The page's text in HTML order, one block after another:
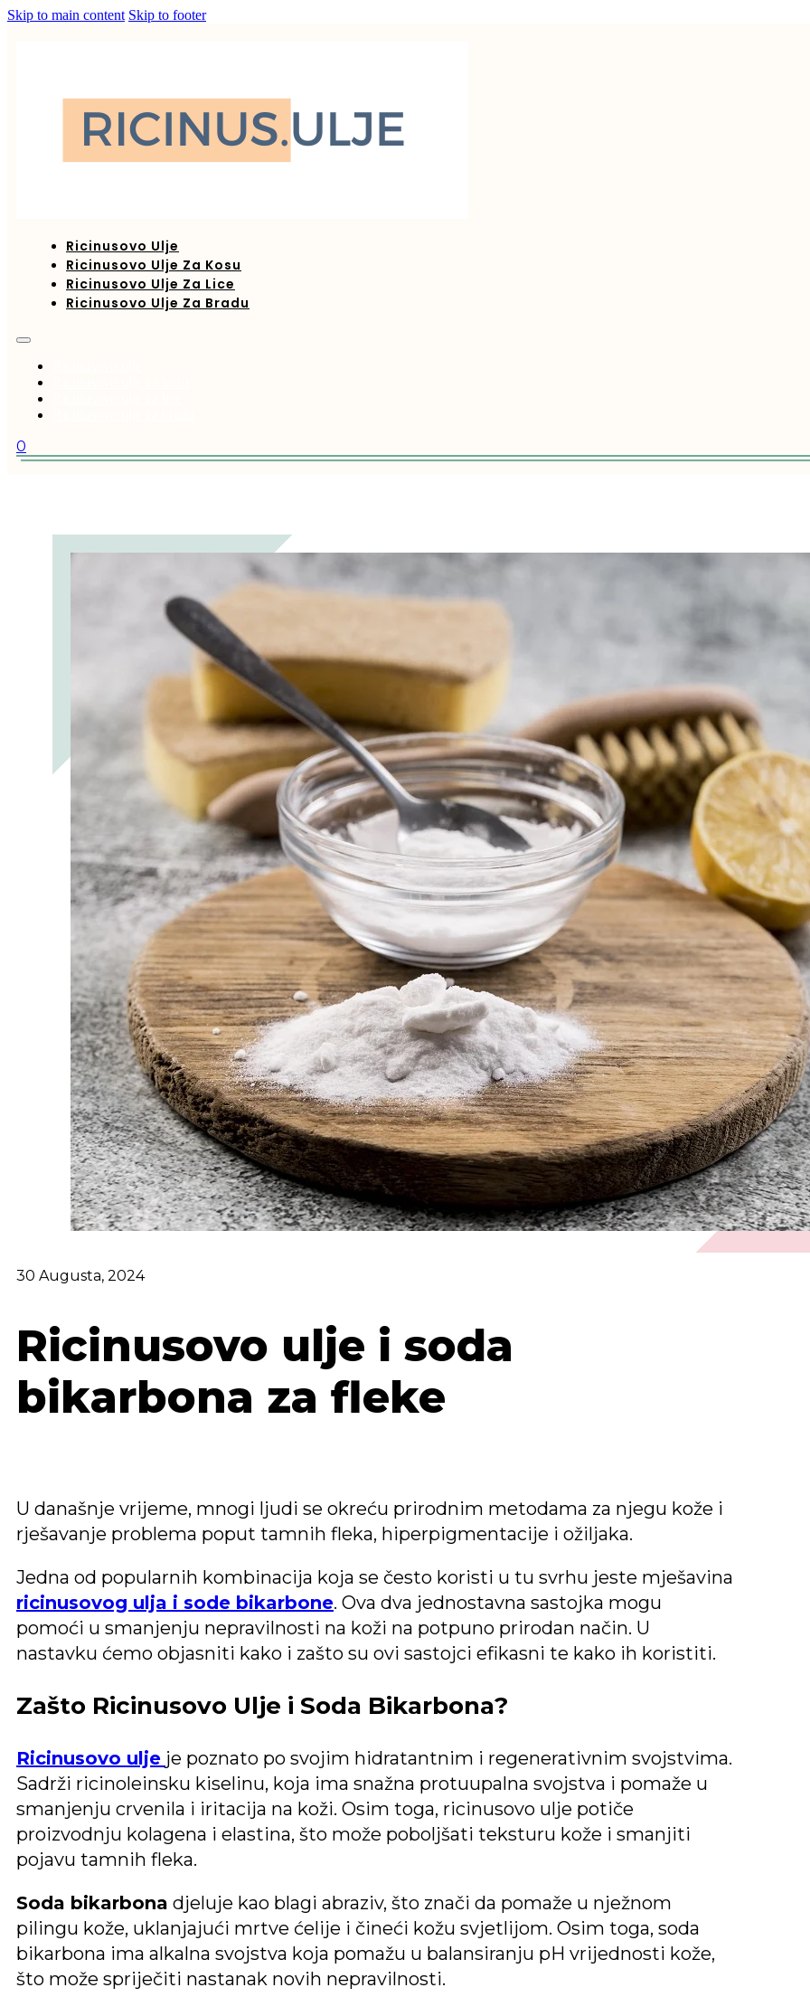
Skip to main content Skip to footer
Ricinusovo Ulje
Ricinusovo Ulje Za Kosu
Ricinusovo Ulje Za Lice
Ricinusovo Ulje Za Bradu
0
30 Augusta, 2024
Ricinusovo ulje i soda
bikarbona za fleke
U današnje vrijeme, mnogi ljudi se okreću prirodnim metodama za njegu kože i
rješavanje problema poput tamnih fleka, hiperpigmentacije i ožiljaka.
Jedna od popularnih kombinacija koja se često koristi u tu svrhu jeste mješavina
ricinusovog ulja i sode bikarbone. Ova dva jednostavna sastojka mogu
pomoći u smanjenju nepravilnosti na koži na potpuno prirodan način. U
nastavku ćemo objasniti kako i zašto su ovi sastojci efikasni te kako ih koristiti.
Zašto Ricinusovo Ulje i Soda Bikarbonа?
Ricinusovo ulje je poznato po svojim hidratantnim i regenerativnim svojstvima.
Sadrži ricinoleinsku kiselinu, koja ima snažna protuupalna svojstva i pomaže u
smanjenju crvenila i iritacija na koži. Osim toga, ricinusovo ulje potiče
proizvodnju kolagena i elastina, što može poboljšati teksturu kože i smanjiti
pojavu tamnih fleka.
Soda bikarbona djeluje kao blagi abraziv, što znači da pomaže u nježnom
pilingu kože, uklanjajući mrtve ćelije i čineći kožu svjetlijom. Osim toga, soda
bikarbona ima alkalna svojstva koja pomažu u balansiranju pH vrijednosti kože,
što može spriječiti nastanak novih nepravilnosti.